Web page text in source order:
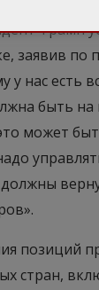
заявив по
нас есть
быть
может
позиций
стран,